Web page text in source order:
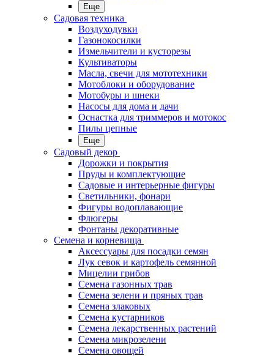
Еще
Садовая техника
Воздуходувки
Газонокосилки
Измельчители и кусторезы
Культиваторы
Масла, свечи для мототехники
Мотоблоки и оборудование
Мотобуры и шнеки
Насосы для дома и дачи
Оснастка для триммеров и мотокос
Пилы цепные
Еще
Садовый декор
Дорожки и покрытия
Пруды и комплектующие
Садовые и интерьерные фигуры
Светильники, фонари
Фигуры водоплавающие
Флюгеры
Фонтаны декоративные
Семена и корневища
Аксессуары для посадки семян
Лук севок и картофель семянной
Мицелии грибов
Семена газонных трав
Семена зелени и пряных трав
Семена злаковых
Семена кустарников
Семена лекарственных растений
Семена микрозелени
Семена овощей